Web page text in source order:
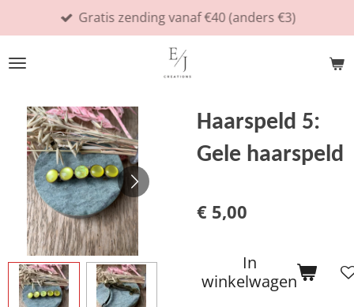
direct
naar
hoofdinhoud
Gratis zending vanaf €40 (anders €3)
Haarspeld 5:
Gele haarspeld
€ 5,00
In
winkelwagen